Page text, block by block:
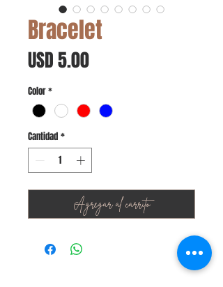
Bracelet
USD 5.00Precio
Color *
Cantidad *
Agregar al carrito